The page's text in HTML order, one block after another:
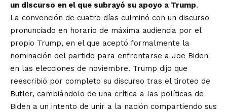
un discurso en el que subrayó su apoyo a Trump.
La convención de cuatro días culminó con un discurso
pronunciado en horario de máxima audiencia por el
propio Trump, en el que aceptó formalmente la
nominación del partido para enfrentarse a Joe Biden
en las elecciones de noviembre. Trump dijo que
reescribió por completo su discurso tras el tiroteo de
Butler, cambiándolo de una crítica a las políticas de
Biden a un intento de unir a la nación compartiendo sus